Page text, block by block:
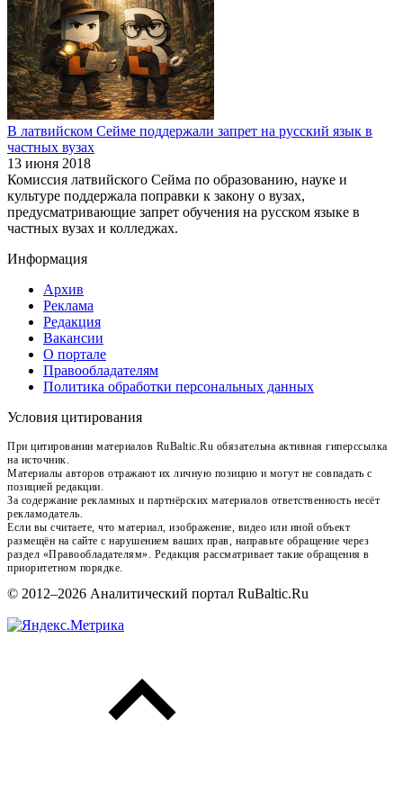
В латвийском Сейме поддержали запрет на русский язык в
частных вузах
13 июня 2018
Комиссия латвийского Сейма по образованию, науке и
культуре поддержала поправки к закону о вузах,
предусматривающие запрет обучения на русском языке в
частных вузах и колледжах.
Информация
Архив
Реклама
Редакция
Вакансии
О портале
Правообладателям
Политика обработки персональных данных
Условия цитирования
При цитировании материалов RuBaltic.Ru обязательна активная гиперссылка
на источник.
Материалы авторов отражают их личную позицию и могут не совпадать с
позицией редакции.
За содержание рекламных и партнёрских материалов ответственность несёт
рекламодатель.
Если вы считаете, что материал, изображение, видео или иной объект
размещён на сайте с нарушением ваших прав, направьте обращение через
раздел «Правообладателям». Редакция рассматривает такие обращения в
приоритетном порядке.
© 2012–2026 Аналитический портал RuBaltic.Ru